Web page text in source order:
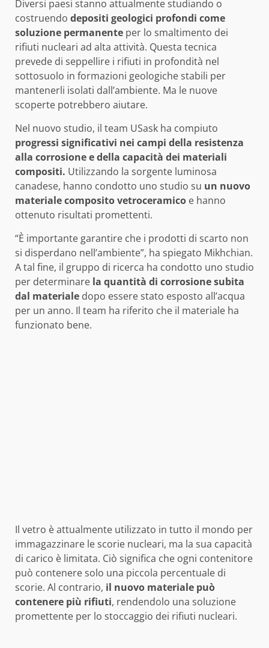
Diversi paesi stanno attualmente studiando o
costruendo depositi geologici profondi come
soluzione permanente per lo smaltimento dei
rifiuti nucleari ad alta attività. Questa tecnica
prevede di seppellire i rifiuti in profondità nel
sottosuolo in formazioni geologiche stabili per
mantenerli isolati dall’ambiente. Ma le nuove
scoperte potrebbero aiutare.
Nel nuovo studio, il team USask ha compiuto
progressi significativi nei campi della resistenza
alla corrosione e della capacità dei materiali
compositi. Utilizzando la sorgente luminosa
canadese, hanno condotto uno studio su un nuovo
materiale composito vetroceramico e hanno
ottenuto risultati promettenti.
“È importante garantire che i prodotti di scarto non
si disperdano nell’ambiente”, ha spiegato Mikhchian.
A tal fine, il gruppo di ricerca ha condotto uno studio
per determinare la quantità di corrosione subita
dal materiale dopo essere stato esposto all’acqua
per un anno. Il team ha riferito che il materiale ha
funzionato bene.
Il vetro è attualmente utilizzato in tutto il mondo per
immagazzinare le scorie nucleari, ma la sua capacità
di carico è limitata. Ciò significa che ogni contenitore
può contenere solo una piccola percentuale di
scorie. Al contrario, il nuovo materiale può
contenere più rifiuti, rendendolo una soluzione
promettente per lo stoccaggio dei rifiuti nucleari.